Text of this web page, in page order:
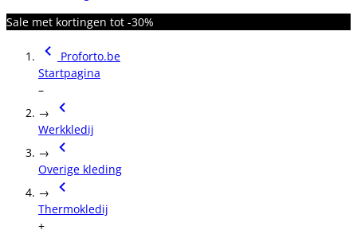
Sale met kortingen tot -30%
Proforto.be
Startpagina
–
→
Werkkledij
→
Overige kleding
→
Thermokledij
+